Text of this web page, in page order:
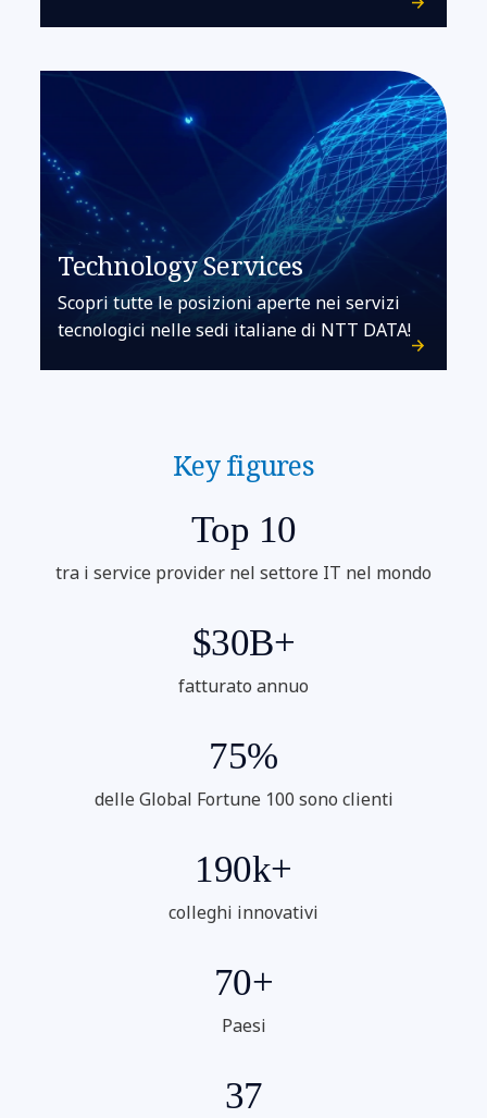
Technology Services
Scopri tutte le posizioni aperte nei servizi
tecnologici nelle sedi italiane di NTT DATA!
Key figures
Top 10
tra i service provider nel settore IT nel mondo
$30B+
fatturato annuo
75%
delle Global Fortune 100 sono clienti
190k+
colleghi innovativi
70+
Paesi
37